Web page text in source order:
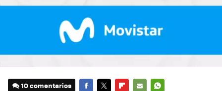
10 comentarios